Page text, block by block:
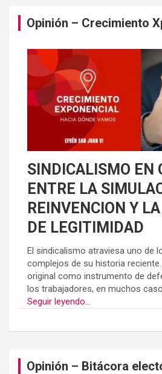
Opinión – Crecimiento
SINDICALISMO EN
ENTRE LA
REINVENCION Y
DE LEGITIMIDAD
El sindicalismo atraviesa uno de
complejos de su historia
original como instrumento de
los trabajadores, en muchos
Seguir leyendo...
Opinión – Bitácora